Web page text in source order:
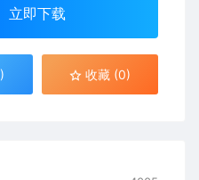
立即下载
) 收藏 (0)